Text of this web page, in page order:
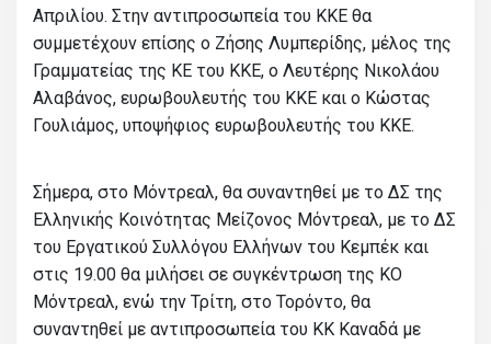
Απριλίου. Στην αντιπροσωπεία του ΚΚΕ θα
συμμετέχουν επίσης ο Ζήσης Λυμπερίδης, μέλος της
Γραμματείας της ΚΕ του ΚΚΕ, ο Λευτέρης Νικολάου
Αλαβάνος, ευρωβουλευτής του ΚΚΕ και ο Κώστας
Γουλιάμος, υποψήφιος ευρωβουλευτής του ΚΚΕ.
Σήμερα, στο Μόντρεαλ, θα συναντηθεί με το ΔΣ της
Ελληνικής Κοινότητας Μείζονος Μόντρεαλ, με το ΔΣ
του Εργατικού Συλλόγου Ελλήνων του Κεμπέκ και
στις 19.00 θα μιλήσει σε συγκέντρωση της ΚΟ
Μόντρεαλ, ενώ την Τρίτη, στο Τορόντο, θα
συναντηθεί με αντιπροσωπεία του ΚΚ Καναδά με